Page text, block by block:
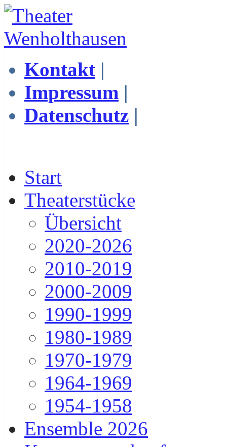
Kontakt |
Impressum |
Datenschutz |
Start
Theaterstücke
Übersicht
2020-2026
2010-2019
2000-2009
1990-1999
1980-1989
1970-1979
1964-1969
1954-1958
Ensemble 2026